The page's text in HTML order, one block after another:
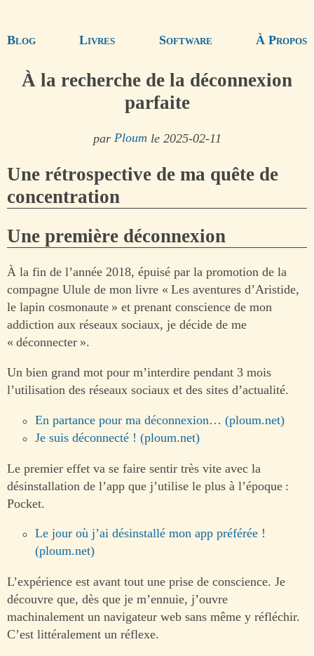
Blog Livres Software À Propos
À la recherche de la déconnexion
parfaite
par Ploum le 2025-02-11
Une rétrospective de ma quête de
concentration
Une première déconnexion
À la fin de l’année 2018, épuisé par la promotion de la
compagne Ulule de mon livre « Les aventures d’Aristide,
le lapin cosmonaute » et prenant conscience de mon
addiction aux réseaux sociaux, je décide de me
« déconnecter ».
Un bien grand mot pour m’interdire pendant 3 mois
l’utilisation des réseaux sociaux et des sites d’actualité.
En partance pour ma déconnexion… (ploum.net)
Je suis déconnecté ! (ploum.net)
Le premier effet va se faire sentir très vite avec la
désinstallation de l’app que j’utilise le plus à l’époque :
Pocket.
Le jour où j’ai désinstallé mon app préférée !
(ploum.net)
L’expérience est avant tout une prise de conscience. Je
découvre que, dès que je m’ennuie, j’ouvre
machinalement un navigateur web sans même y réfléchir.
C’est littéralement un réflexe.